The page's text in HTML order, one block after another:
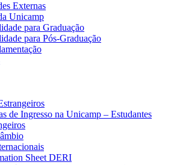
Externas
Unicamp
para Graduação
para Pós-Graduação
de Ingresso na Unicamp – Estudantes
Sheet DERI